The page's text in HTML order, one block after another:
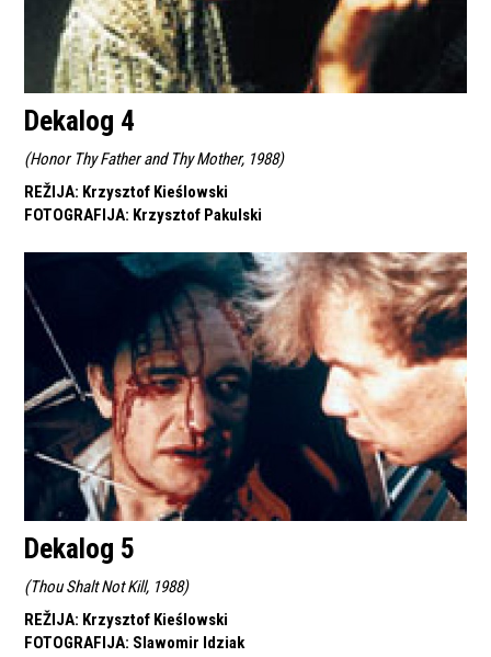
Dekalog 4
(Honor Thy Father and Thy Mother, 1988)
REŽIJA: Krzysztof Kieślowski
FOTOGRAFIJA: Krzysztof Pakulski
Dekalog 5
(Thou Shalt Not Kill, 1988)
REŽIJA: Krzysztof Kieślowski
FOTOGRAFIJA: Slawomir Idziak